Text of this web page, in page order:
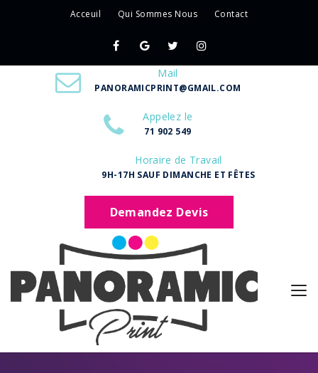
Acceuil Qui Sommes Nous Contact
Mail
PANORAMICPRINT@GMAIL.COM
Appelez le
71 902 549
Horaire de Travail
9H-17H SAUF DIMANCHE ET FÊTES
Demandez Devis